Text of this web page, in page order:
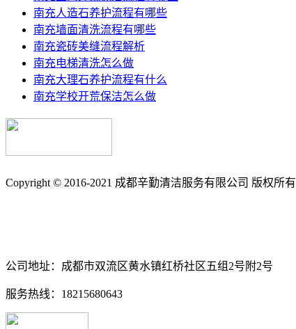
南充人造石养护流程有哪些
南充墙面清洗流程有哪些
南充瓷砖美缝流程解析
南充电梯清洗怎么做
南充大理石养护流程有什么
南充学校开荒保洁怎么做
Copyright © 2016-2021 成都辛勤清洁服务有限公司 版权所有
公司地址：成都市双流区黄水镇红桥社区五组2号附2号
服务热线：18215680643